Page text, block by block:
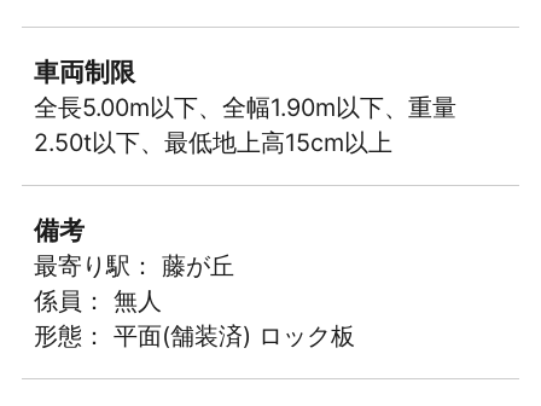
車両制限
全長5.00m以下、全幅1.90m以下、重量
2.50t以下、最低地上高15cm以上
備考
最寄り駅： 藤が丘
係員： 無人
形態： 平面(舗装済) ロック板